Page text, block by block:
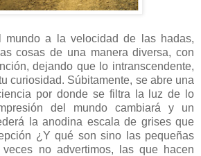
mundo a la velocidad de las hadas,
cosas de una manera diversa, con
dejando que lo intranscendente,
curiosidad. Súbitamente, se abre una
por donde se filtra la luz de lo
del mundo cambiará y un
la anodina escala de grises que
¿Y qué son sino las pequeñas
no advertimos, las que hacen